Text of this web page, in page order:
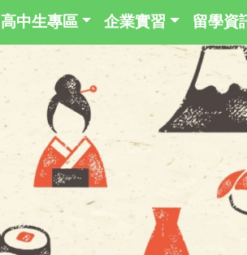
高中生專區 企業實習 留學資